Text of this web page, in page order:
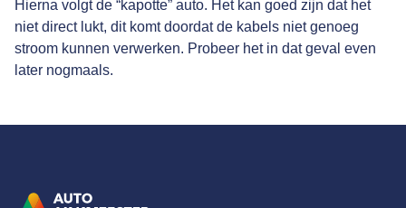
Hierna volgt de “kapotte” auto. Het kan goed zijn dat het
niet direct lukt, dit komt doordat de kabels niet genoeg
stroom kunnen verwerken. Probeer het in dat geval even
later nogmaals.